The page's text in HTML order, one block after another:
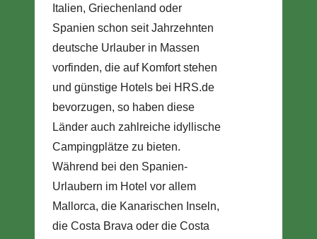
Italien, Griechenland oder
Spanien schon seit Jahrzehnten
deutsche Urlauber in Massen
vorfinden, die auf Komfort stehen
und günstige Hotels bei HRS.de
bevorzugen, so haben diese
Länder auch zahlreiche idyllische
Campingplätze zu bieten.
Während bei den Spanien-
Urlaubern im Hotel vor allem
Mallorca, die Kanarischen Inseln,
die Costa Brava oder die Costa